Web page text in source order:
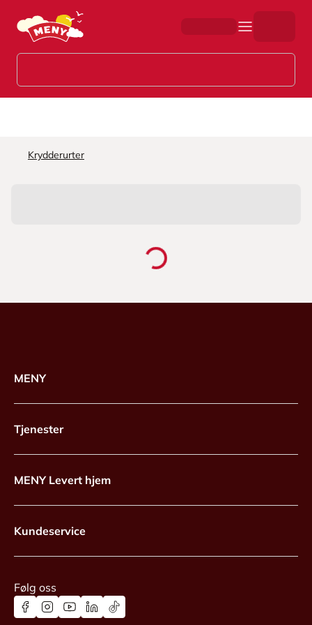
Hopp til hovedinnhold
Krydderurter
MENY
Tjenester
MENY Levert hjem
Kundeservice
Følg oss